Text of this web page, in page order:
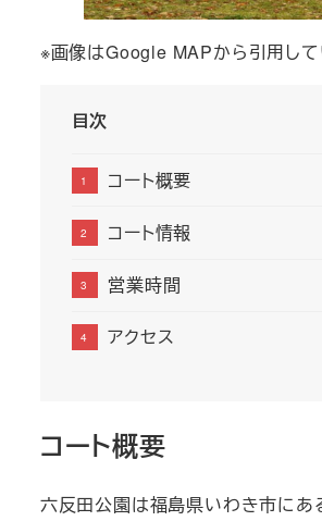
※画像はGoogle MAPから引用して
目次
コート概要
コート情報
営業時間
アクセス
コート概要
六反田公園は福島県いわき市にあ